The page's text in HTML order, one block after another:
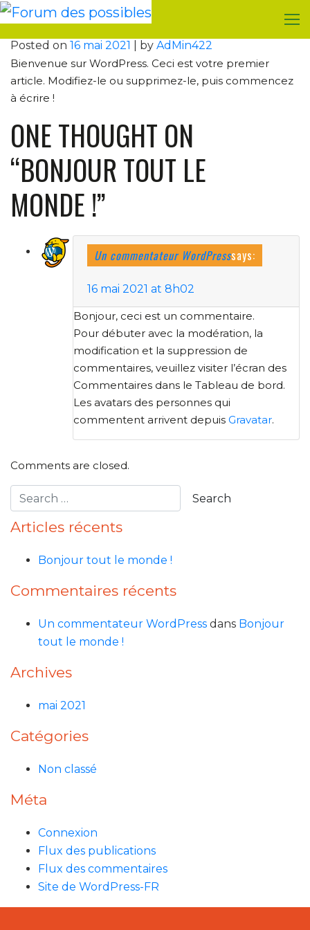
Skip
to
content
Bonjour tout le monde !
Posted on 16 mai 2021 by AdMin422
Bienvenue sur WordPress. Ceci est votre premier
article. Modifiez-le ou supprimez-le, puis commencez
à écrire !
ONE THOUGHT ON
“BONJOUR TOUT LE
MONDE !”
Un commentateur WordPresssays:
16 mai 2021 at 8h02
Bonjour, ceci est un commentaire.
Pour débuter avec la modération, la
modification et la suppression de
commentaires, veuillez visiter l’écran des
Commentaires dans le Tableau de bord.
Les avatars des personnes qui
commentent arrivent depuis Gravatar.
Comments are closed.
Articles récents
Bonjour tout le monde !
Commentaires récents
Un commentateur WordPress dans Bonjour
tout le monde !
Archives
mai 2021
Catégories
Non classé
Méta
Connexion
Flux des publications
Flux des commentaires
Site de WordPress-FR